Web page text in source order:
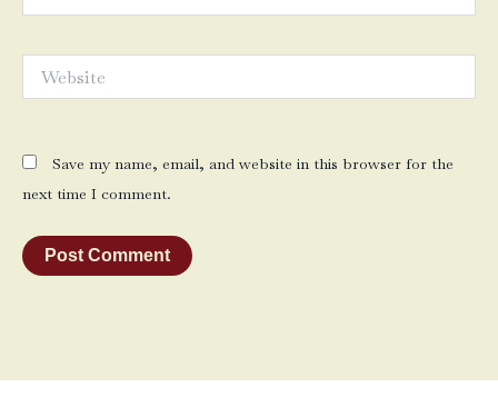
Save my name, email, and website in this browser for the
next time I comment.